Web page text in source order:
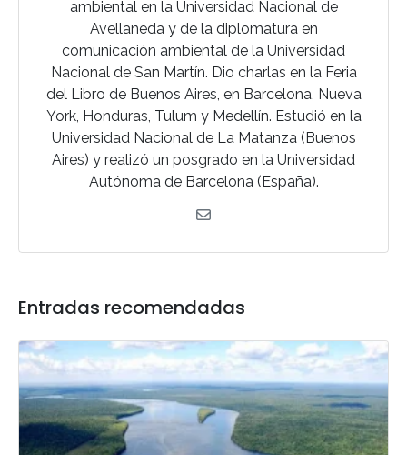
ambiental en la Universidad Nacional de
Avellaneda y de la diplomatura en
comunicación ambiental de la Universidad
Nacional de San Martín. Dio charlas en la Feria
del Libro de Buenos Aires, en Barcelona, Nueva
York, Honduras, Tulum y Medellín. Estudió en la
Universidad Nacional de La Matanza (Buenos
Aires) y realizó un posgrado en la Universidad
Autónoma de Barcelona (España).
Entradas recomendadas